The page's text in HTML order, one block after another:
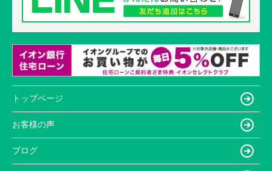
トップページ
お客様の声
ブログ